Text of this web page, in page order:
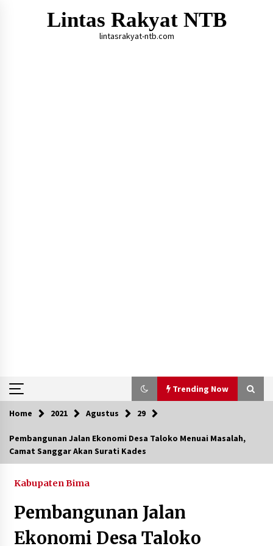
Lintas Rakyat NTB
lintasrakyat-ntb.com
Trending Now
Trending Now
Aksi Penggerebekan Pengedar Sabu di Dompu,
2 tahun ago
Polsek Kempo Serahkan ODGJ ke Ketua DPRD
Dompu untuk Dirujuk ke RSJ
2 hari ago
Home 2021 Agustus 29
Pembangunan Jalan Ekonomi Desa Taloko Menuai Masalah,
Camat Sanggar Akan Surati Kades
Kabupaten Bima
Pembangunan Jalan
Ekonomi Desa Taloko